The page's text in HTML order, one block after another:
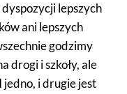
lepszych
ani lepszych
godzimy
drogi i szkoły, ale
jedno, i drugie jest